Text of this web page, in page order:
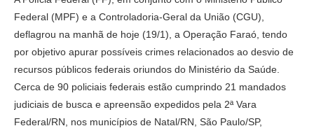
Federal (MPF) e a Controladoria-Geral da União (CGU),
deflagrou na manhã de hoje (19/1), a Operação Faraó, tendo
por objetivo apurar possíveis crimes relacionados ao desvio de
recursos públicos federais oriundos do Ministério da Saúde.
Cerca de 90 policiais federais estão cumprindo 21 mandados
judiciais de busca e apreensão expedidos pela 2ª Vara
Federal/RN, nos municípios de Natal/RN, São Paulo/SP,